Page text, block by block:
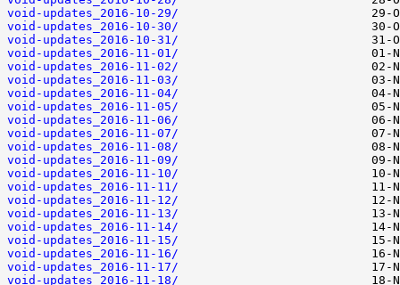
void-updates_2016-10-29/
void-updates_2016-10-30/
void-updates_2016-10-31/
void-updates_2016-11-01/
void-updates_2016-11-02/
void-updates_2016-11-03/
void-updates_2016-11-04/
void-updates_2016-11-05/
void-updates_2016-11-06/
void-updates_2016-11-07/
void-updates_2016-11-08/
void-updates_2016-11-09/
void-updates_2016-11-10/
void-updates_2016-11-11/
void-updates_2016-11-12/
void-updates_2016-11-13/
void-updates_2016-11-14/
void-updates_2016-11-15/
void-updates_2016-11-16/
void-updates_2016-11-17/
void-updates_2016-11-18/